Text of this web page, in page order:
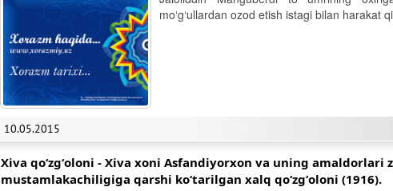
10.05.2015
mo‘g‘ullardan ozod etish istagi bilan harakat
Xiva qoʻzgʻoloni - Xiva xoni Asfandiyorxon va uning amaldorlari
mustamlakachiligiga qarshi koʻtarilgan xalq qoʻzgʻoloni (1916).